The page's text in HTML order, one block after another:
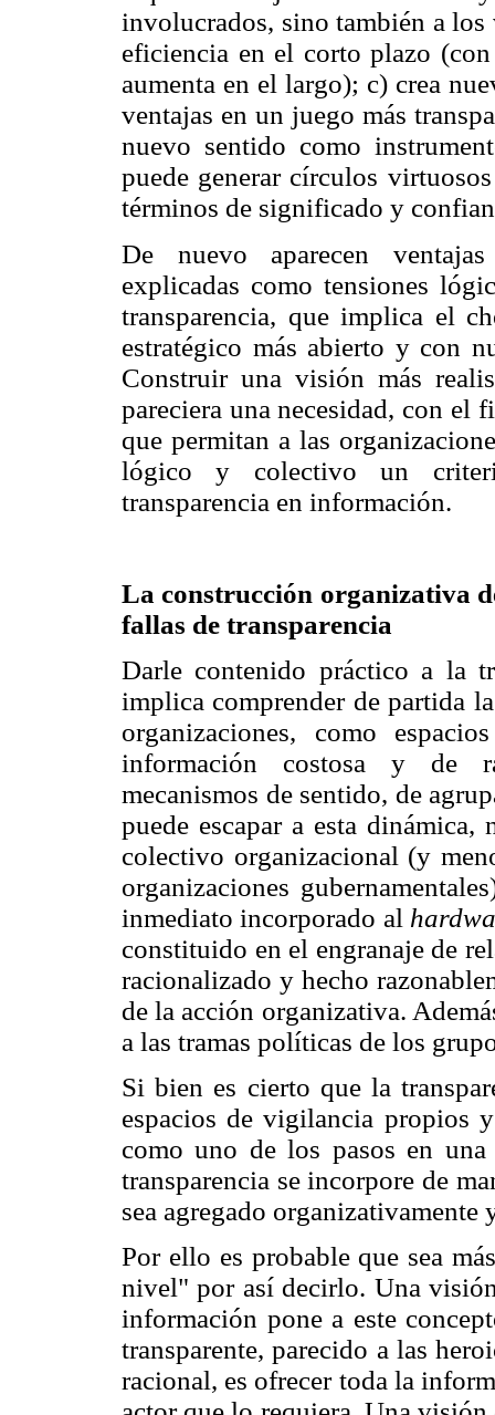
involucrados, sino también a
eficiencia en el corto plazo
aumenta en el largo); c) crea
ventajas en un juego más
nuevo sentido como
puede generar círculos
términos de significado y
De nuevo aparecen
explicadas como tensiones
transparencia, que implica el
estratégico más abierto y con
Construir una visión más
pareciera una necesidad, con el
que permitan a las
lógico y colectivo un
transparencia en información.
La construcción organizativa
fallas de transparencia
Darle contenido práctico a la
implica comprender de partida
organizaciones, como
información costosa y de
mecanismos de sentido, de
puede escapar a esta
colectivo organizacional (y
organizaciones
inmediato incorporado al
constituido en el engranaje de
racionalizado y hecho
de la acción organizativa.
a las tramas políticas de los
Si bien es cierto que la
espacios de vigilancia propios
como uno de los pasos en
transparencia se incorpore de
sea agregado
Por ello es probable que sea
nivel" por así decirlo. Una
información pone a este
transparente, parecido a las
racional, es ofrecer toda la